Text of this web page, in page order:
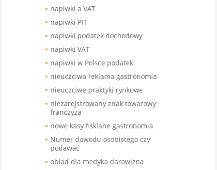
napiwki a VAT
napiwki PIT
napiwki podatek dochodowy
napiwki VAT
napiwki w Polsce podatek
nieuczciwa reklama gastronomia
nieuczciwe praktyki rynkowe
niezarejstrowany znak towarowy
franczyza
nowe kasy fisklane gastronomia
Numer dowodu osobistego czy
podawać
obiad dla medyka darowizna